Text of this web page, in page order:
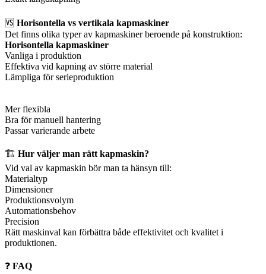
🆚 Horisontella vs vertikala kapmaskiner
Det finns olika typer av kapmaskiner beroende på konstruktion:
Horisontella kapmaskiner
Vanliga i produktion
Effektiva vid kapning av större material
Lämpliga för serieproduktion
Mer flexibla
Bra för manuell hantering
Passar varierande arbete
🏗️ Hur väljer man rätt kapmaskin?
Vid val av kapmaskin bör man ta hänsyn till:
Materialtyp
Dimensioner
Produktionsvolym
Automationsbehov
Precision
Rätt maskinval kan förbättra både effektivitet och kvalitet i
produktionen.
❓ FAQ